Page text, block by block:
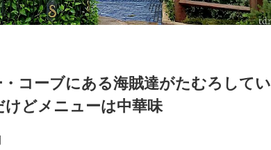
コーブにある海賊達がたむろしてい
どメニューは中華味